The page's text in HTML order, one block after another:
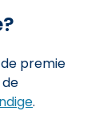
premie
.